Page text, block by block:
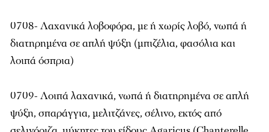
0708- Λαχανικά λοβοφόρα, με ή χωρίς λοβό, νωπά ή
διατηρημένα σε απλή ψύξη (μπιζέλια, φασόλια και
λοιπά όσπρια)
0709- Λοιπά λαχανικά, νωπά ή διατηρημένα σε απλή
ψύξη, σπαράγγια, μελιτζάνες, σέλινο, εκτός από